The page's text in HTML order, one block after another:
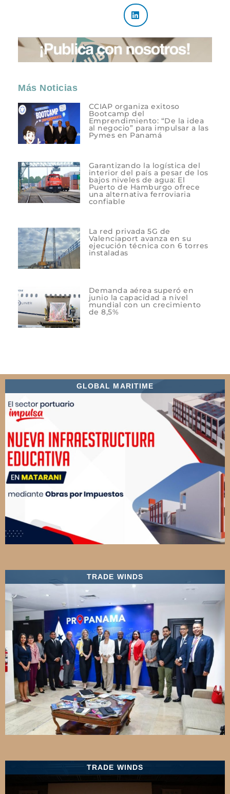
Más Noticias
CCIAP organiza exitoso
Bootcamp del
Emprendimiento: “De la idea
al negocio” para impulsar a las
Pymes en Panamá
Garantizando la logística del
interior del país a pesar de los
bajos niveles de agua: El
Puerto de Hamburgo ofrece
una alternativa ferroviaria
confiable
La red privada 5G de
Valenciaport avanza en su
ejecución técnica con 6 torres
instaladas
Demanda aérea superó en
junio la capacidad a nivel
mundial con un crecimiento
de 8,5%
GLOBAL MARITIME
TRADE WINDS
TRADE WINDS